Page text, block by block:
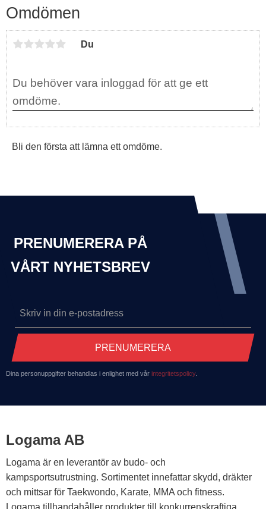
Omdömen
Du
Bli den första att lämna ett omdöme.
PRENUMERERA PÅ
VÅRT NYHETSBREV
PRENUMERERA
Dina personuppgifter behandlas i enlighet med vår integritetspolicy.
Logama AB
Logama är en leverantör av budo- och
kampsportsutrustning. Sortimentet innefattar skydd, dräkter
och mittsar för Taekwondo, Karate, MMA och fitness.